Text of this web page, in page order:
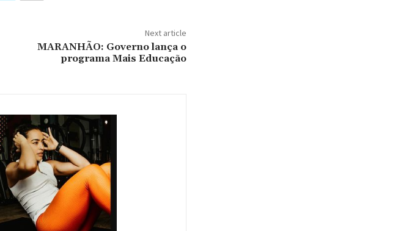
Next article
MARANHÃO: Governo lança o
programa Mais Educação